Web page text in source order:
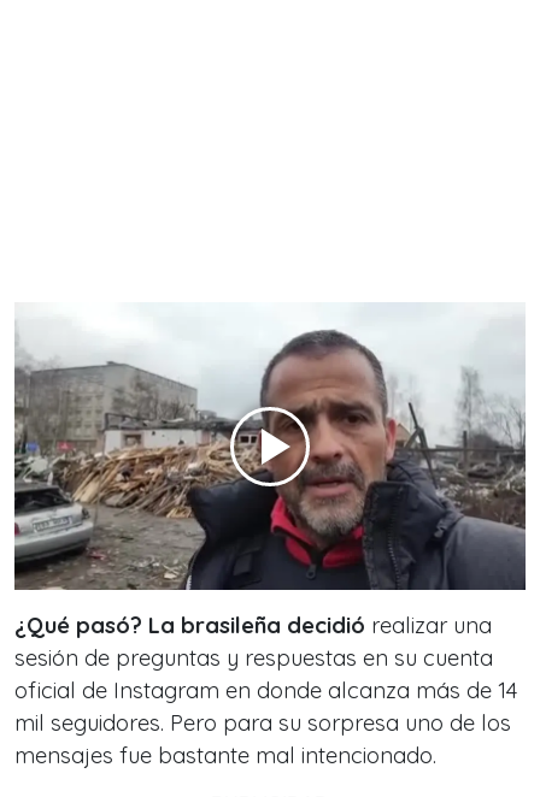
¿Qué pasó? La brasileña decidió realizar una
sesión de preguntas y respuestas en su cuenta
oficial de Instagram en donde alcanza más de 14
mil seguidores. Pero para su sorpresa uno de los
mensajes fue bastante mal intencionado.